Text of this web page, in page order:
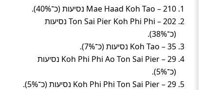
Mae Haad Koh Tao – 210 נסיעות (כ־40%).
Ton Sai Pier Koh Phi Phi – 202 נסיעות
(כ־38%).
Koh Tao – 35 נסיעות (כ־7%).
Koh Phi Phi Ao Ton Sai Pier – 29 נסיעות
(כ־5%).
Koh Phi Phi Ton Sai Pier – 29 נסיעות (כ־5%).